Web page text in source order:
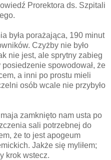
Prorektora ds. Szpitali
była porażająca, 190 minut
Czyżby nie było
nie jest, ale sprytny zabieg
spowodował, że
a inni po prostu mieli
osób wcale nie przybyło
zamknięto nam usta po
sali potrzebnej do
że to jest apogeum
Jakże się myliłem;
krok wstecz.